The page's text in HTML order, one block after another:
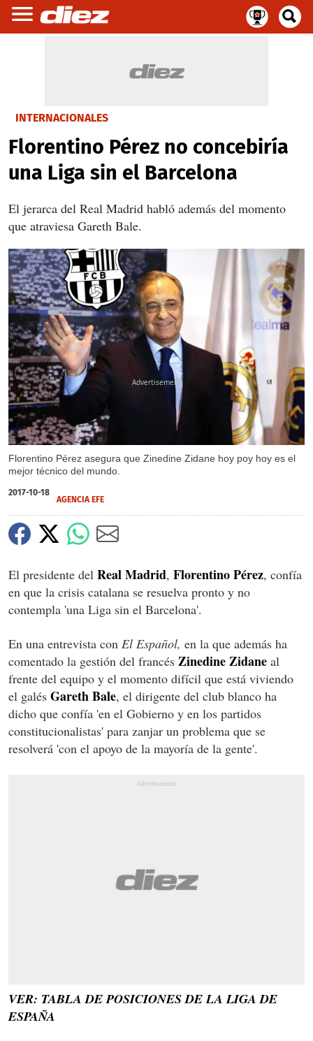
INTERNACIONALES
Florentino Pérez no concebiría
una Liga sin el Barcelona
El jerarca del Real Madrid habló además del momento
que atraviesa Gareth Bale.
Florentino Pérez asegura que Zinedine Zidane hoy poy hoy es el
mejor técnico del mundo.
X
2017-10-18
AGENCIA EFE
El presidente del Real Madrid, Florentino Pérez, confía
en que la crisis catalana se resuelva pronto y no
contempla 'una Liga sin el Barcelona'.
En una entrevista con El Español, en la que además ha
comentado la gestión del francés Zinedine Zidane al
frente del equipo y el momento difícil que está viviendo
el galés Gareth Bale, el dirigente del club blanco ha
dicho que confía 'en el Gobierno y en los partidos
constitucionalistas' para zanjar un problema que se
resolverá 'con el apoyo de la mayoría de la gente'.
VER: TABLA DE POSICIONES DE LA LIGA DE
ESPAÑA